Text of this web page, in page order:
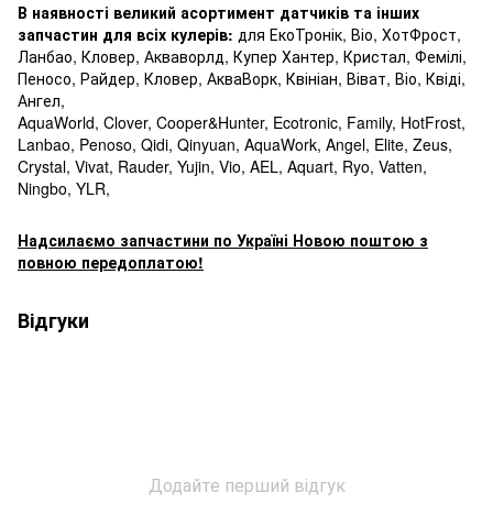
В наявності великий асортимент датчиків та інших
запчастин для всіх кулерів: для ЕкоТронік, Віо, ХотФрост,
Ланбао, Кловер, Акваворлд, Купер Хантер, Кристал, Фемілі,
Пеносо, Райдер, Кловер, АкваВорк, Квініан, Віват, Віо, Квіді,
Ангел,
AquaWorld, Clover, Cooper&Hunter, Ecotronic, Family, HotFrost,
Lanbao, Penoso, Qidi, Qinyuan, AquaWork, Angel, Elite, Zeus,
Crystal, Vivat, Rauder, Yujin, Vio, AEL, Aquart, Ryo, Vatten,
Ningbo, YLR,
Надсилаємо запчастини по Україні Новою поштою з
повною передоплатою!
Відгуки
Додайте перший відгук